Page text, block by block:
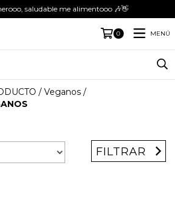
saludable me alimentooo 🎶👋
0 MENÚ
/ Veganos /
FILTRAR